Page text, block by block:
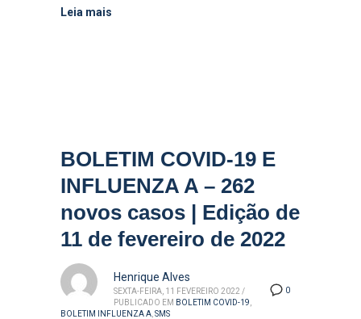
Leia mais
BOLETIM COVID-19 E
INFLUENZA A – 262
novos casos | Edição de
11 de fevereiro de 2022
0
Henrique Alves
SEXTA-FEIRA, 11 FEVEREIRO 2022 /
PUBLICADO EM BOLETIM COVID-19
BOLETIM INFLUENZA A SMS